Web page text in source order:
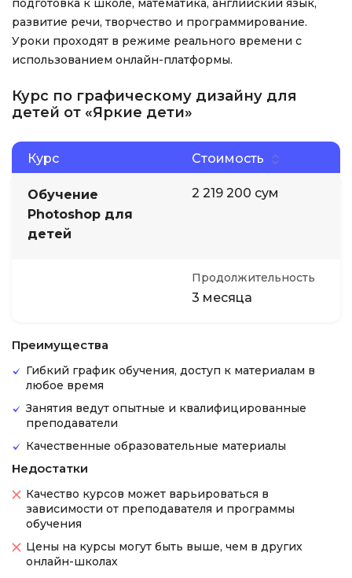
подготовка к школе, математика, английский язык,
развитие речи, творчество и программирование.
Уроки проходят в режиме реального времени с
использованием онлайн-платформы.
Курс по графическому дизайну для
детей от «Яркие дети»
Курс Стоимость
Обучение
Photoshop для
детей
2 219 200 сум
Продолжительность
3 месяца
Преимущества
Гибкий график обучения, доступ к материалам в
любое время
Занятия ведут опытные и квалифицированные
преподаватели
Качественные образовательные материалы
Недостатки
Качество курсов может варьироваться в
зависимости от преподавателя и программы
обучения
Цены на курсы могут быть выше, чем в других
онлайн-школах